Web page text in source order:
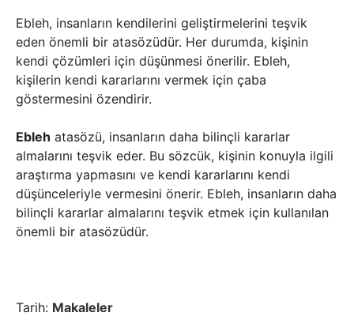
Ebleh, insanların kendilerini geliştirmelerini teşvik
eden önemli bir atasözüdür. Her durumda, kişinin
kendi çözümleri için düşünmesi önerilir. Ebleh,
kişilerin kendi kararlarını vermek için çaba
göstermesini özendirir.
Ebleh atasözü, insanların daha bilinçli kararlar
almalarını teşvik eder. Bu sözcük, kişinin konuyla ilgili
araştırma yapmasını ve kendi kararlarını kendi
düşünceleriyle vermesini önerir. Ebleh, insanların daha
bilinçli kararlar almalarını teşvik etmek için kullanılan
önemli bir atasözüdür.
Tarih: Makaleler